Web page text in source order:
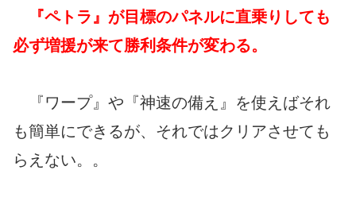
『ペトラ』が目標のパネルに直乗りしても
必ず増援が来て勝利条件が変わる。
『ワープ』や『神速の備え』を使えばそれ
も簡単にできるが、それではクリアさせても
らえない。。